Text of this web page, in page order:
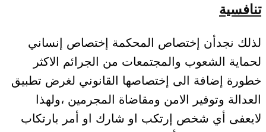
تنافسية
لذلك نجدأن إختصاص المحكمة إختصاص إنساني
لحماية الشعوب والمجتمعات من الجرائم الاكثر
خطورة إضافة الى إختصاصها القانوني لغرض تطبيق
العدالة وتوفير الامن ومقاضاة المجرمين ،ولهذا
لايعفى أي شخص إرتكب او شارك او أمر بارتكاب